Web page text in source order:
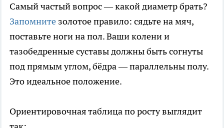
Самый частый вопрос — какой диаметр брать?
Запомните золотое правило: сядьте на мяч,
поставьте ноги на пол. Ваши колени и
тазобедренные суставы должны быть согнуты
под прямым углом, бёдра — параллельны полу.
Это идеальное положение.
Ориентировочная таблица по росту выглядит